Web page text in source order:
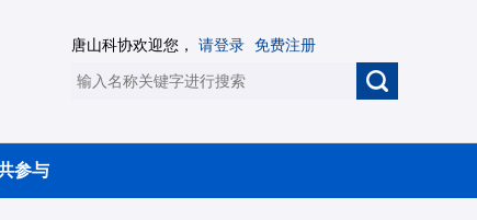
唐山科协欢迎您， 请登录 免费注册
参与